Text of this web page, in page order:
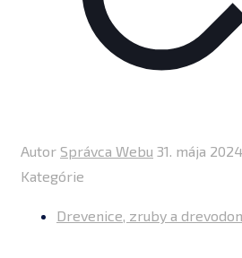
Autor Správca Webu 31. mája 2024
Kategórie
Drevenice, zruby a